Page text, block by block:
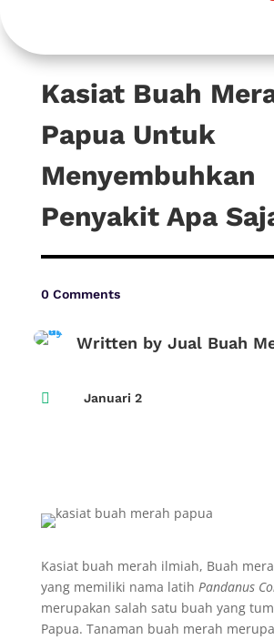
Kasiat Buah
Papua Untuk
Menyembuhkan
Penyakit Apa
0 Comments
Written by Jual Buah
 Januari 2
Kasiat buah merah ilmiah, Buah
yang memiliki nama latih Pandanus
merupakan salah satu buah yang
Papua. Tanaman buah merah